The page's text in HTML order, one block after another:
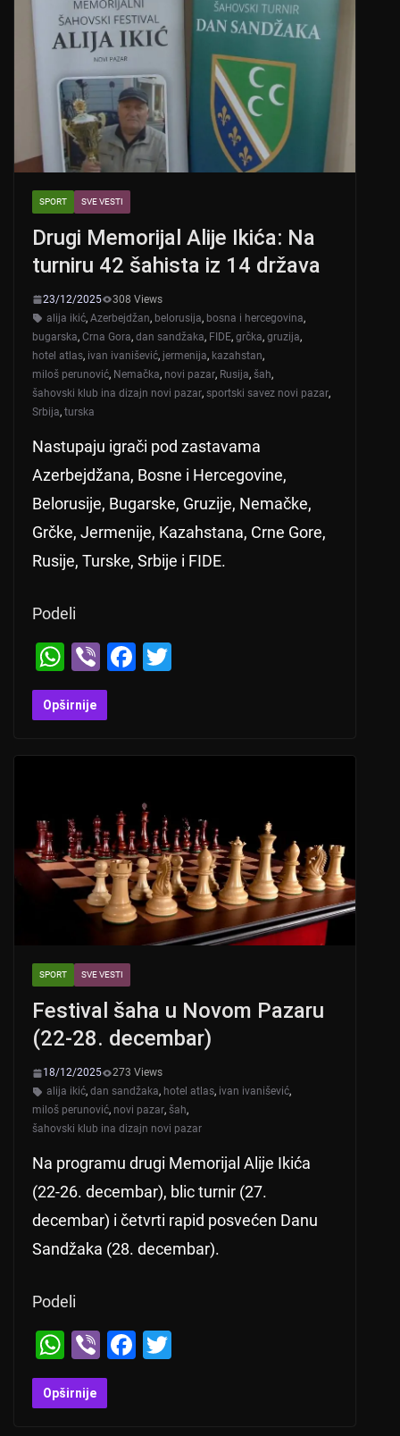
SPORT SVE VESTI
Drugi Memorijal Alije Ikića: Na
turniru 42 šahista iz 14 država
23/12/2025
308 Views
alija ikić, Azerbejdžan, belorusija, bosna i hercegovina,
bugarska, Crna Gora, dan sandžaka, FIDE, grčka, gruzija,
hotel atlas, ivan ivanišević, jermenija, kazahstan,
miloš perunović, Nemačka, novi pazar, Rusija, šah,
šahovski klub ina dizajn novi pazar, sportski savez novi pazar,
Srbija, turska
Nastupaju igrači pod zastavama
Azerbejdžana, Bosne i Hercegovine,
Belorusije, Bugarske, Gruzije, Nemačke,
Grčke, Jermenije, Kazahstana, Crne Gore,
Rusije, Turske, Srbije i FIDE.
Podeli
W
h
at
p
Vi
b
er
F
o
o
k
Opširnije
SPORT SVE VESTI
Festival šaha u Novom Pazaru
(22-28. decembar)
18/12/2025
273 Views
alija ikić, dan sandžaka, hotel atlas, ivan ivanišević,
miloš perunović, novi pazar, šah,
šahovski klub ina dizajn novi pazar
Na programu drugi Memorijal Alije Ikića
(22-26. decembar), blic turnir (27.
decembar) i četvrti rapid posvećen Danu
Sandžaka (28. decembar).
Podeli
W
h
at
Vi
b
er
F
Opširnije